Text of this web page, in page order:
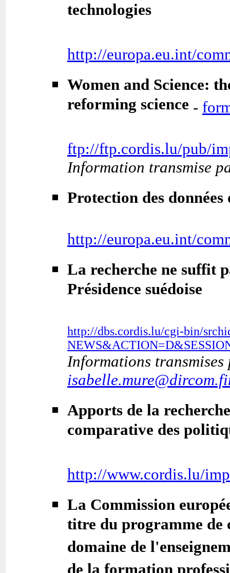
technologies
http://europa.eu.int/
Women and Science:
reforming science -
ftp://ftp.cordis.lu/pub/
Information transmise
Protection des
http://europa.eu.int/
La recherche ne suffit
Présidence suédoise
http://dbs.cordis.lu/cgi-bin/
Informations transmises
Apports de la
comparative des
http://www.cordis.lu/
La Commission
titre du programme de
domaine de